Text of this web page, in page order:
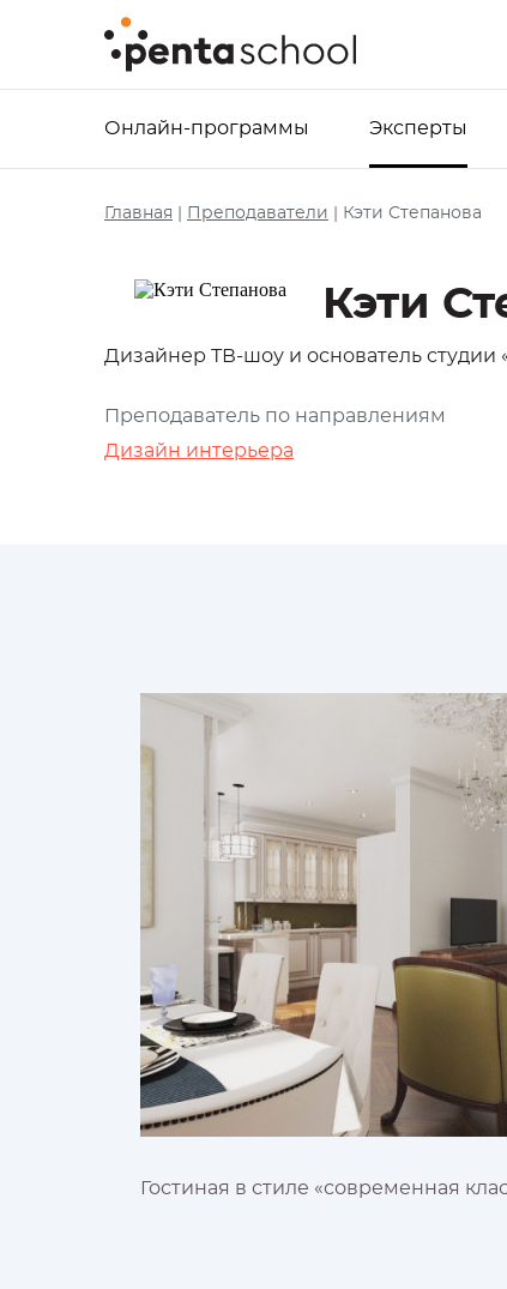
Онлайн-программы Эксперты
Главная Преподаватели Кэти Степанова
Кэти
Дизайнер ТВ-шоу и основатель студии
Преподаватель по направлениям
Дизайн интерьера
Гостиная в стиле «современная